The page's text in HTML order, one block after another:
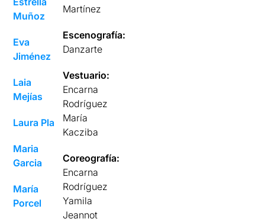
Muñoz
Eva
Jiménez
Laia
Mejías
Laura Pla
Maria
Garcia
María
Porcel
Martínez
Escenografía:
Danzarte
Vestuario:
Encarna
Rodríguez
María
Kacziba
Coreografía:
Encarna
Rodríguez
Yamila
Jeannot